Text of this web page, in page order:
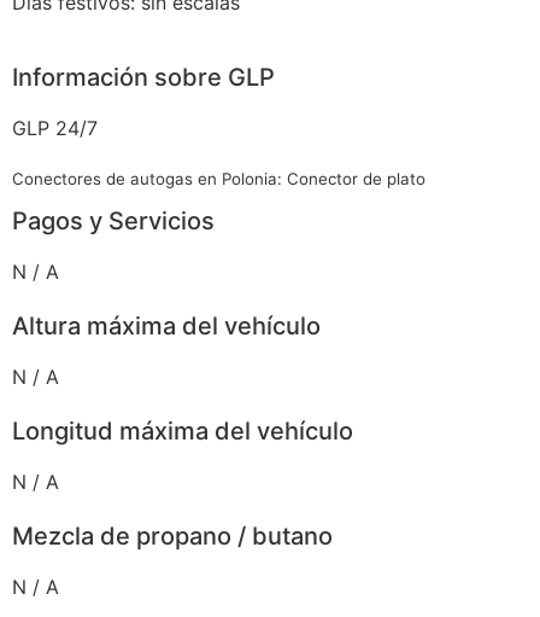
Información sobre GLP
GLP 24/7
Conectores de autogas en Polonia: Conector de plato
Pagos y Servicios
N / A
Altura máxima del vehículo
N / A
Longitud máxima del vehículo
N / A
Mezcla de propano / butano
N / A